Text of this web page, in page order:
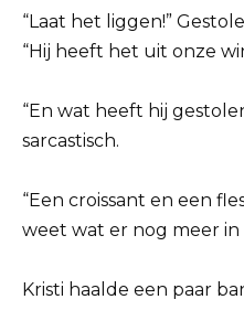
“Laat het liggen!”
“Hij heeft het uit onze
“En wat heeft hij
sarcastisch.
“Een croissant en een
weet wat er nog meer in
Kristi haalde een paar